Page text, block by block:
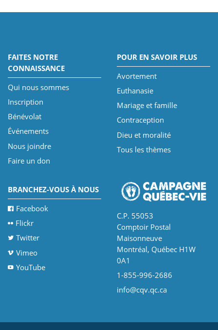
FAITES NOTRE
CONNAISSANCE
Qui nous sommes
Inscription
Bénévolat
Événements
Nous joindre
Faire un don
POUR EN SAVOIR PLUS
Avortement
Euthanasie
Mariage et famille
Contraception
Dieu et moralité
Tous les thèmes
BRANCHEZ-VOUS À NOUS
Facebook
Flickr
Twitter
Vimeo
YouTube
C.P. 55053
Comptoir Postal
Maisonneuve
Montréal, Québec H1W
0A1
1-855-996-2686
info@cqv.qc.ca